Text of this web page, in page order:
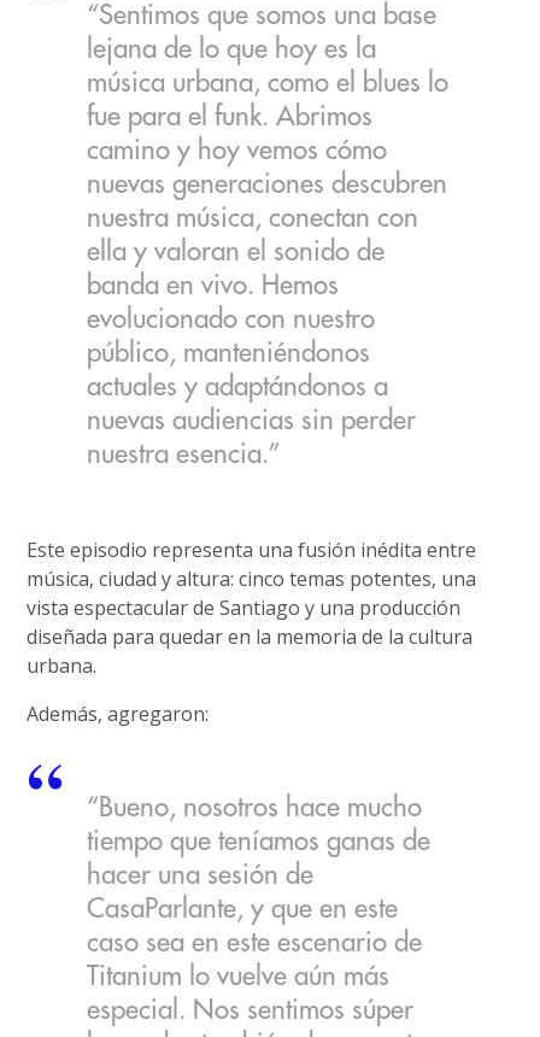
“Sentimos que somos una base
lejana de lo que hoy es la
música urbana, como el blues lo
fue para el funk. Abrimos
camino y hoy vemos cómo
nuevas generaciones descubren
nuestra música, conectan con
ella y valoran el sonido de
banda en vivo. Hemos
evolucionado con nuestro
público, manteniéndonos
actuales y adaptándonos a
nuevas audiencias sin perder
nuestra esencia.”
Este episodio representa una fusión inédita entre
música, ciudad y altura: cinco temas potentes, una
vista espectacular de Santiago y una producción
diseñada para quedar en la memoria de la cultura
urbana.
Además, agregaron:
“Bueno, nosotros hace mucho
tiempo que teníamos ganas de
hacer una sesión de
CasaParlante, y que en este
caso sea en este escenario de
Titanium lo vuelve aún más
especial. Nos sentimos súper